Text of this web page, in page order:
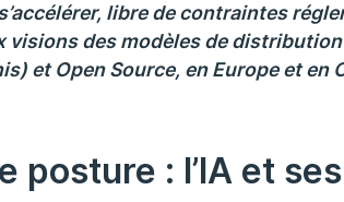
libre de contraintes
visions des modèles de
et Open Source, en Europe et en
posture : l’IA et